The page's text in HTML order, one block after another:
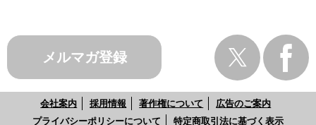
メルマガ登録
会社案内 採用情報 著作権について
広告のご案内
プライバシーポリシーについて
特定商取引法に基づく表示